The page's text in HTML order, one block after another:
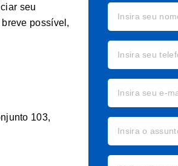
seu
possível,
103,